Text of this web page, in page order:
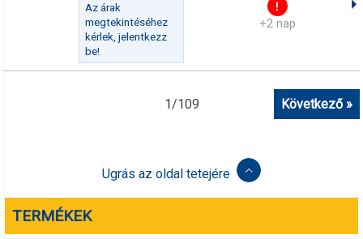
Az árak
megtekintéséhez
kérlek, jelentkezz
be!
+2 nap
1/109 Következő »
Ugrás az oldal tetejére
TERMÉKEK